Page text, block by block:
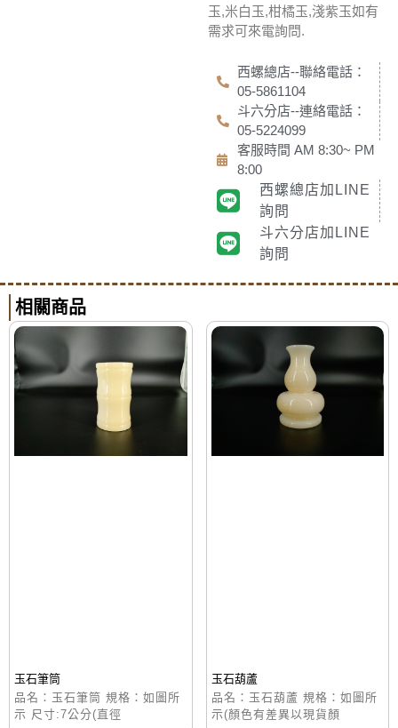
玉,米白玉,柑橘玉,淺紫玉如有
需求可來電詢問.
西螺總店--聯絡電話：
05-5861104
斗六分店--連絡電話：
05-5224099
客服時間 AM 8:30~ PM
8:00
西螺總店加LINE
詢問
斗六分店加LINE
詢問
相關商品
玉石筆筒
品名：玉石筆筒 規格：如圖所
示 尺寸:7公分(直徑
玉石葫蘆
品名：玉石葫蘆 規格：如圖所
示(顏色有差異以現貨顏